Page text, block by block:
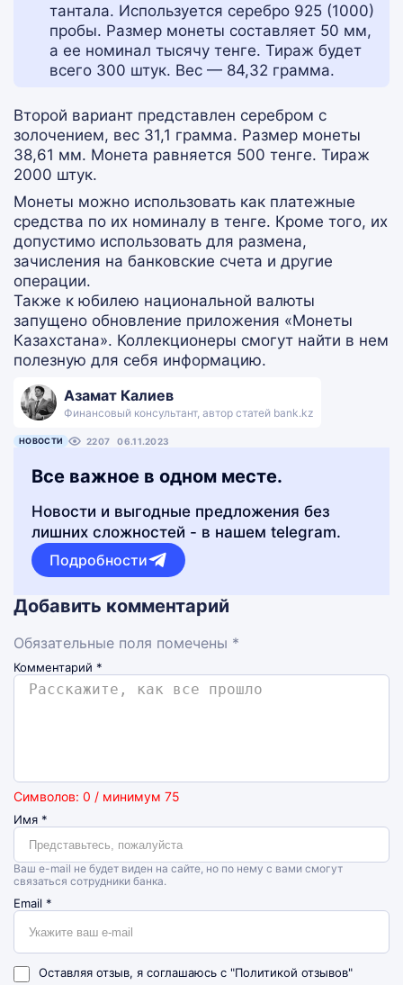
тантала. Используется серебро 925 (1000)
пробы. Размер монеты составляет 50 мм,
а ее номинал тысячу тенге. Тираж будет
всего 300 штук. Вес — 84,32 грамма.
Второй вариант представлен серебром с
золочением, вес 31,1 грамма. Размер монеты
38,61 мм. Монета равняется 500 тенге. Тираж
2000 штук.
Монеты можно использовать как платежные
средства по их номиналу в тенге. Кроме того, их
допустимо использовать для размена,
зачисления на банковские счета и другие
операции.
Также к юбилею национальной валюты
запущено обновление приложения «Монеты
Казахстана». Коллекционеры смогут найти в нем
полезную для себя информацию.
Азамат Калиев
Финансовый консультант, автор статей bank.kz
НОВОСТИ 2207 06.11.2023
Все важное в одном месте.
Новости и выгодные предложения без
лишних сложностей - в нашем telegram.
Подробности
Добавить комментарий
Обязательные поля помечены *
Комментарий *
Символов: 0 / минимум 75
Имя *
Ваш e-mail не будет виден на сайте, но по нему с вами смогут
связаться сотрудники банка.
Email *
Оставляя отзыв, я соглашаюсь с "Политикой отзывов"